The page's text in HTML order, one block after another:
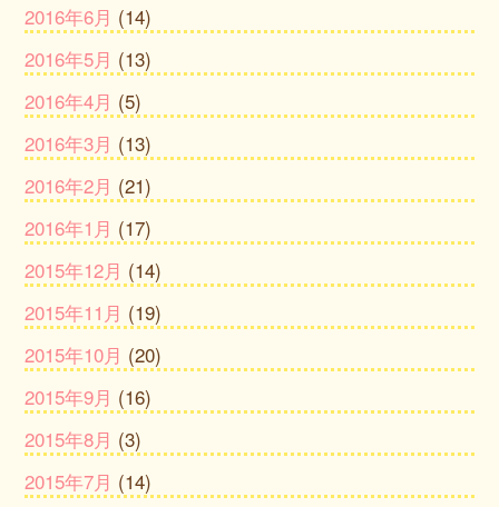
2016年6月 (14)
2016年5月 (13)
2016年4月 (5)
2016年3月 (13)
2016年2月 (21)
2016年1月 (17)
2015年12月 (14)
2015年11月 (19)
2015年10月 (20)
2015年9月 (16)
2015年8月 (3)
2015年7月 (14)